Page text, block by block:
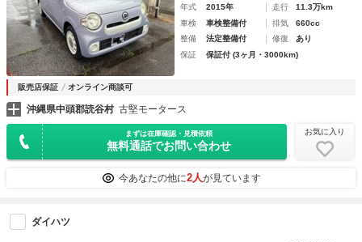
年式 2015年 走行
11.3万km
車検
車検整備付 排気
660cc
整備
法定整備付 修復
あり
保証
保証付 (3ヶ月・3000km)
販売店保証 オンライン商談可
沖縄県中頭郡読谷村 古堅モータース
まずは在庫確認・見積依頼
無料通話でお問い合わせ
お気に入り
今あなたの他に2人が見ています
ダイハツ